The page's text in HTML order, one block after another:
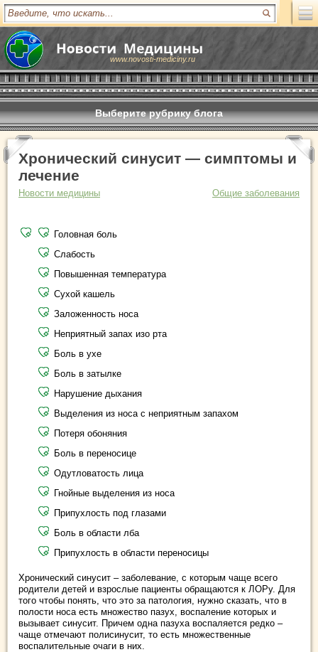
www.novosti-mediciny.ru
Выберите рубрику блога
Хронический синусит — симптомы и
лечение
Новости медицины Общие заболевания
Головная боль
Слабость
Повышенная температура
Сухой кашель
Заложенность носа
Неприятный запах изо рта
Боль в ухе
Боль в затылке
Нарушение дыхания
Выделения из носа с неприятным запахом
Потеря обоняния
Боль в переносице
Одутловатость лица
Гнойные выделения из носа
Припухлость под глазами
Боль в области лба
Припухлость в области переносицы
Хронический синусит – заболевание, с которым чаще всего
родители детей и взрослые пациенты обращаются к ЛОРу. Для
того чтобы понять, что это за патология, нужно сказать, что в
полости носа есть множество пазух, воспаление которых и
вызывает синусит. Причем одна пазуха воспаляется редко –
чаще отмечают полисинусит, то есть множественные
воспалительные очаги в них.